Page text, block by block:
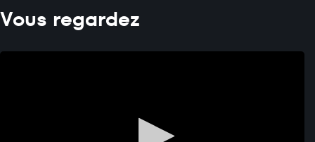
Vous regardez